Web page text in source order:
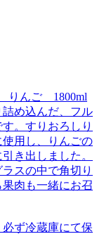
りんご 1800ml
め込んだ、フル
。すりおろしり
用し、りんごの
き出しました。
スの中で角切り
肉も一緒にお召
ず冷蔵庫にて保